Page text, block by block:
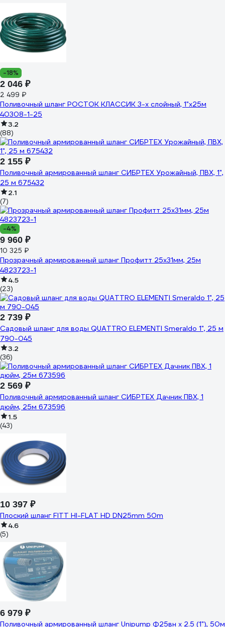
-18%
2 046 ₽
2 499 ₽
Поливочный шланг РОСТОК КЛАССИК 3-х слойный, 1"х25м
40308-1-25
3.2
(88)
2 155 ₽
Поливочный армированный шланг СИБРТЕХ Урожайный, ПВХ, 1",
25 м 675432
2.1
(7)
-4%
9 960 ₽
10 325 ₽
Прозрачный армированный шланг Профитт 25х31мм, 25м
4823723-1
4.5
(23)
2 739 ₽
Садовый шланг для воды QUATTRO ELEMENTI Smeraldo 1", 25 м
790-045
3.2
(36)
2 569 ₽
Поливочный армированный шланг СИБРТЕХ Дачник ПВХ, 1
дюйм, 25м 673596
1.5
(43)
10 397 ₽
Плоский шланг FITT НI-FLAT HD DN25mm 50m
4.6
(5)
6 979 ₽
Поливочный армированный шланг Unipump Ф25вн х 2.5 (1"), 50м